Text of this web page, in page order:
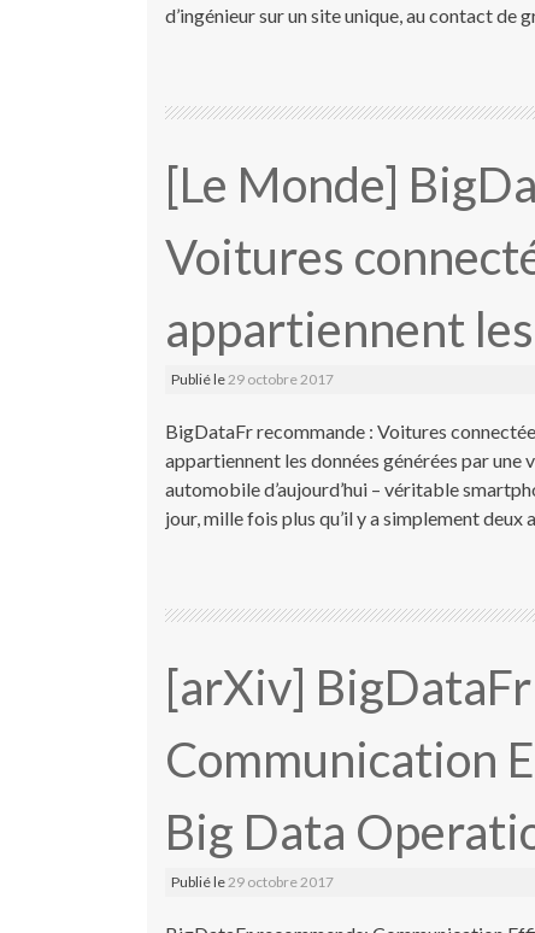
d’ingénieur sur un site unique, au contact
[Le Monde]
Voitures
appartiennent
Publié le 29 octobre 2017
BigDataFr recommande : Voitures
appartiennent les données générées par une
automobile d’aujourd’hui – véritable
jour, mille fois plus qu’il y a simplement deux
[arXiv]
Communication
Big Data
Publié le 29 octobre 2017